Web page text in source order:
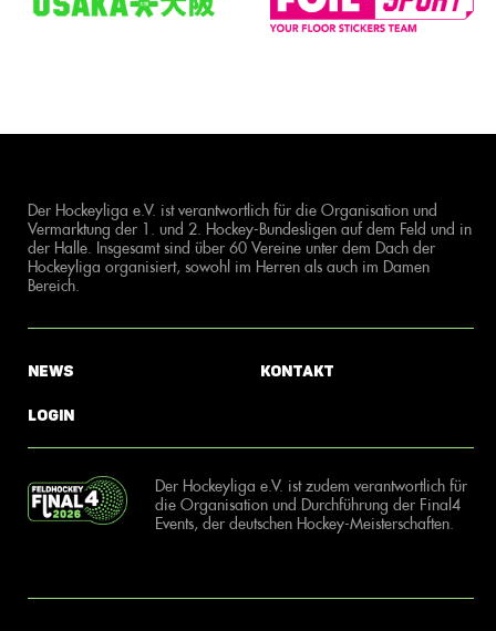
Der Hockeyliga e.V. ist verantwortlich für die Organisation und
Vermarktung der 1. und 2. Hockey-Bundesligen auf dem Feld und in
der Halle. Insgesamt sind über 60 Vereine unter dem Dach der
Hockeyliga organisiert, sowohl im Herren als auch im Damen
Bereich.
News
Login
Kontakt
Der Hockeyliga e.V. ist zudem verantwortlich für
die Organisation und Durchführung der Final4
Events, der deutschen Hockey-Meisterschaften.